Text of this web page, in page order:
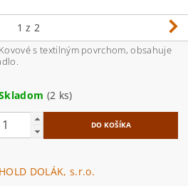
1 z 2
s textilným povrchom, obsahuje
(2 ks)
HOLD DOLÁK, s.r.o.